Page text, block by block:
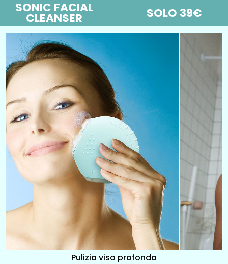
SONIC FACIAL
CLEANSER SOLO 39€
Pulizia viso profonda